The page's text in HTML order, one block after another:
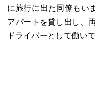
に旅行に出た同僚もい
アパートを貸し出し、
ドライバーとして働いて